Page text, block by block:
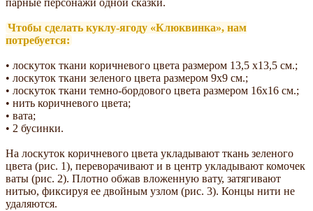
парные персонажи одной сказки.
Чтобы сделать куклу-ягоду «Клюквинка», нам
потребуется:
• лоскуток ткани коричневого цвета размером 13,5 х13,5 см.;
• лоскуток ткани зеленого цвета размером 9х9 см.;
• лоскуток ткани темно-бордового цвета размером 16х16 см.;
• нить коричневого цвета;
• вата;
• 2 бусинки.
На лоскуток коричневого цвета укладывают ткань зеленого
цвета (рис. 1), переворачивают и в центр укладывают комочек
ваты (рис. 2). Плотно обжав вложенную вату, затягивают
нитью, фиксируя ее двойным узлом (рис. 3). Концы нити не
удаляются.